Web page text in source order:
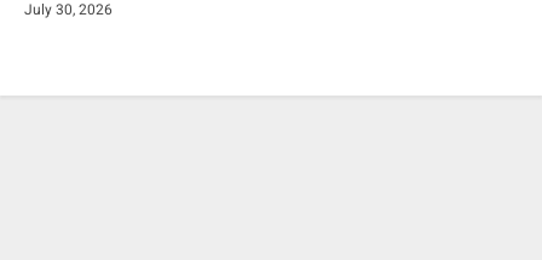
July 30, 2026